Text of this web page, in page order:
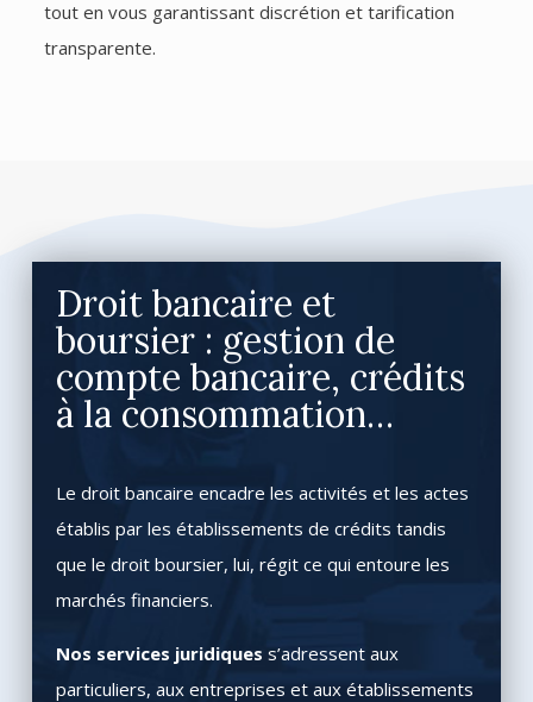
tout en vous garantissant discrétion et tarification
transparente.
Droit bancaire et
boursier : gestion de
compte bancaire, crédits
à la consommation…
Le droit bancaire encadre les activités et les actes
établis par les établissements de crédits tandis
que le droit boursier, lui, régit ce qui entoure les
marchés financiers.
Nos services juridiques s’adressent aux
particuliers, aux entreprises et aux établissements